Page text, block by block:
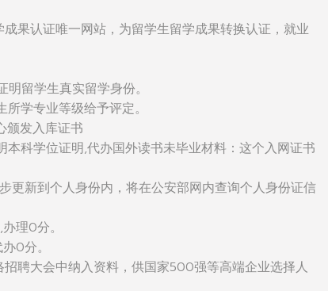
果认证唯一网站，为留学生留学成果转换认证，就业
留学生真实留学身份。
学专业等级给予评定。
颁发入库证书
科学位证明,代办国外读书未毕业材料：这个入网证书
更新到个人身份内，将在公安部网内查询个人身份证信
理0分。
0分。
聘大会中纳入资料，供国家500强等高端企业选择人